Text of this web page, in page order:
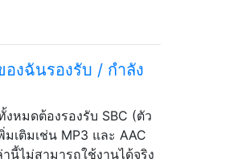
งฉันรองรับ / กำลัง
หมดต้องรองรับ SBC (ตัว
ติมเช่น MP3 และ AAC
ไม่สามารถใช้งานได้จริง